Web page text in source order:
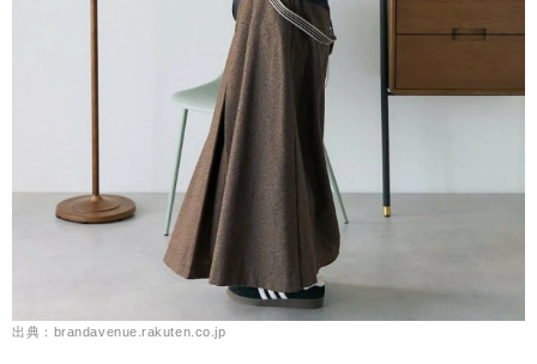
出典：brandavenue.rakuten.co.jp